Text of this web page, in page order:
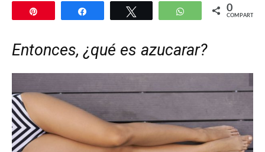
Compartir WhatsApp
0
COMPARTIR
Entonces, ¿qué es azucarar?